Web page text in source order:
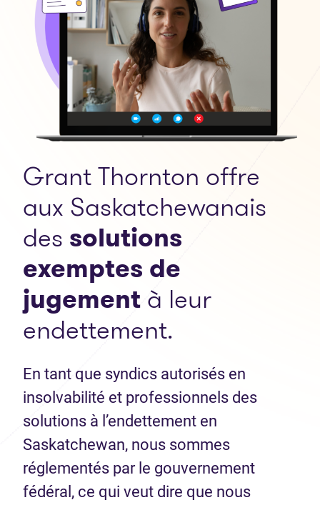
Grant Thornton offre
aux Saskatchewanais
des solutions
exemptes de
jugementà leur
endettement.
En tant que syndics autorisés en
insolvabilité et professionnels des
solutions à l’endettement en
Saskatchewan, nous sommes
réglementés par le gouvernement
fédéral, ce qui veut dire que nous